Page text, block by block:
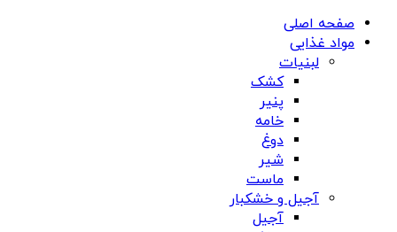
صفحه اصلی
مواد غذایی
لبنیات
کشک
پنیر
خامه
دوغ
شیر
ماست
آجیل و خشکبار
آجیل